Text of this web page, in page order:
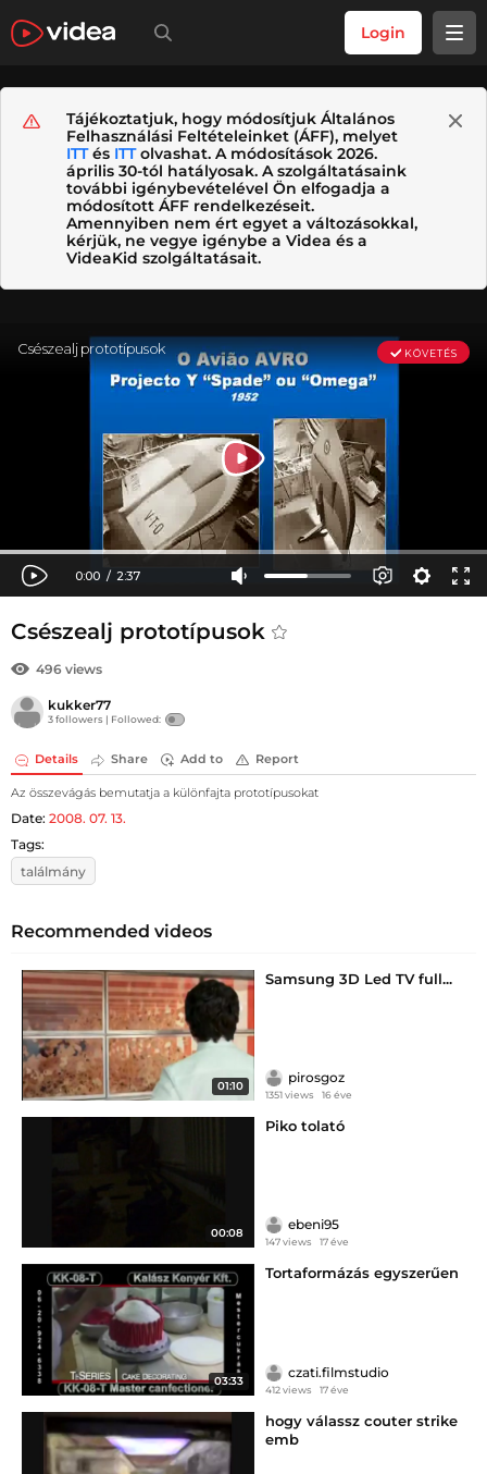
Login
Tájékoztatjuk, hogy módosítjuk Általános
Felhasználási Feltételeinket (ÁFF), melyet
ITTés ITTolvashat. A módosítások 2026.
április 30-tól hatályosak. A szolgáltatásaink
további igénybevételével Ön elfogadja a
módosított ÁFF rendelkezéseit.
Amennyiben nem ért egyet a változásokkal,
kérjük, ne vegye igénybe a Videa és a
VideaKid szolgáltatásait.
Csészealj prototípusok
496 views
kukker77
3 followers | Followed:
Details Share Add to Report
Az összevágás bemutatja a különfajta prototípusokat
Date: 2008. 07. 13.
Tags:
találmány
Recommended videos
01:10
Samsung 3D Led TV full...
pirosgoz
1351 views 16 éve
00:08
Piko tolató
ebeni95
147 views 17 éve
03:33
Tortaformázás egyszerűen
czati.filmstudio
412 views 17 éve
hogy válassz couter strike
emb